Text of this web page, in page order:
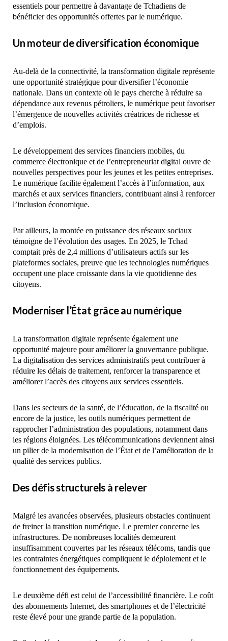
essentiels pour permettre à davantage de Tchadiens de
bénéficier des opportunités offertes par le numérique.
Un moteur de diversification économique
Au-delà de la connectivité, la transformation digitale représente
une opportunité stratégique pour diversifier l’économie
nationale. Dans un contexte où le pays cherche à réduire sa
dépendance aux revenus pétroliers, le numérique peut favoriser
l’émergence de nouvelles activités créatrices de richesse et
d’emplois.
Le développement des services financiers mobiles, du
commerce électronique et de l’entrepreneuriat digital ouvre de
nouvelles perspectives pour les jeunes et les petites entreprises.
Le numérique facilite également l’accès à l’information, aux
marchés et aux services financiers, contribuant ainsi à renforcer
l’inclusion économique.
Par ailleurs, la montée en puissance des réseaux sociaux
témoigne de l’évolution des usages. En 2025, le Tchad
comptait près de 2,4 millions d’utilisateurs actifs sur les
plateformes sociales, preuve que les technologies numériques
occupent une place croissante dans la vie quotidienne des
citoyens.
Moderniser l’État grâce au numérique
La transformation digitale représente également une
opportunité majeure pour améliorer la gouvernance publique.
La digitalisation des services administratifs peut contribuer à
réduire les délais de traitement, renforcer la transparence et
améliorer l’accès des citoyens aux services essentiels.
Dans les secteurs de la santé, de l’éducation, de la fiscalité ou
encore de la justice, les outils numériques permettent de
rapprocher l’administration des populations, notamment dans
les régions éloignées. Les télécommunications deviennent ainsi
un pilier de la modernisation de l’État et de l’amélioration de la
qualité des services publics.
Des défis structurels à relever
Malgré les avancées observées, plusieurs obstacles continuent
de freiner la transition numérique. Le premier concerne les
infrastructures. De nombreuses localités demeurent
insuffisamment couvertes par les réseaux télécoms, tandis que
les contraintes énergétiques compliquent le déploiement et le
fonctionnement des équipements.
Le deuxième défi est celui de l’accessibilité financière. Le coût
des abonnements Internet, des smartphones et de l’électricité
reste élevé pour une grande partie de la population.